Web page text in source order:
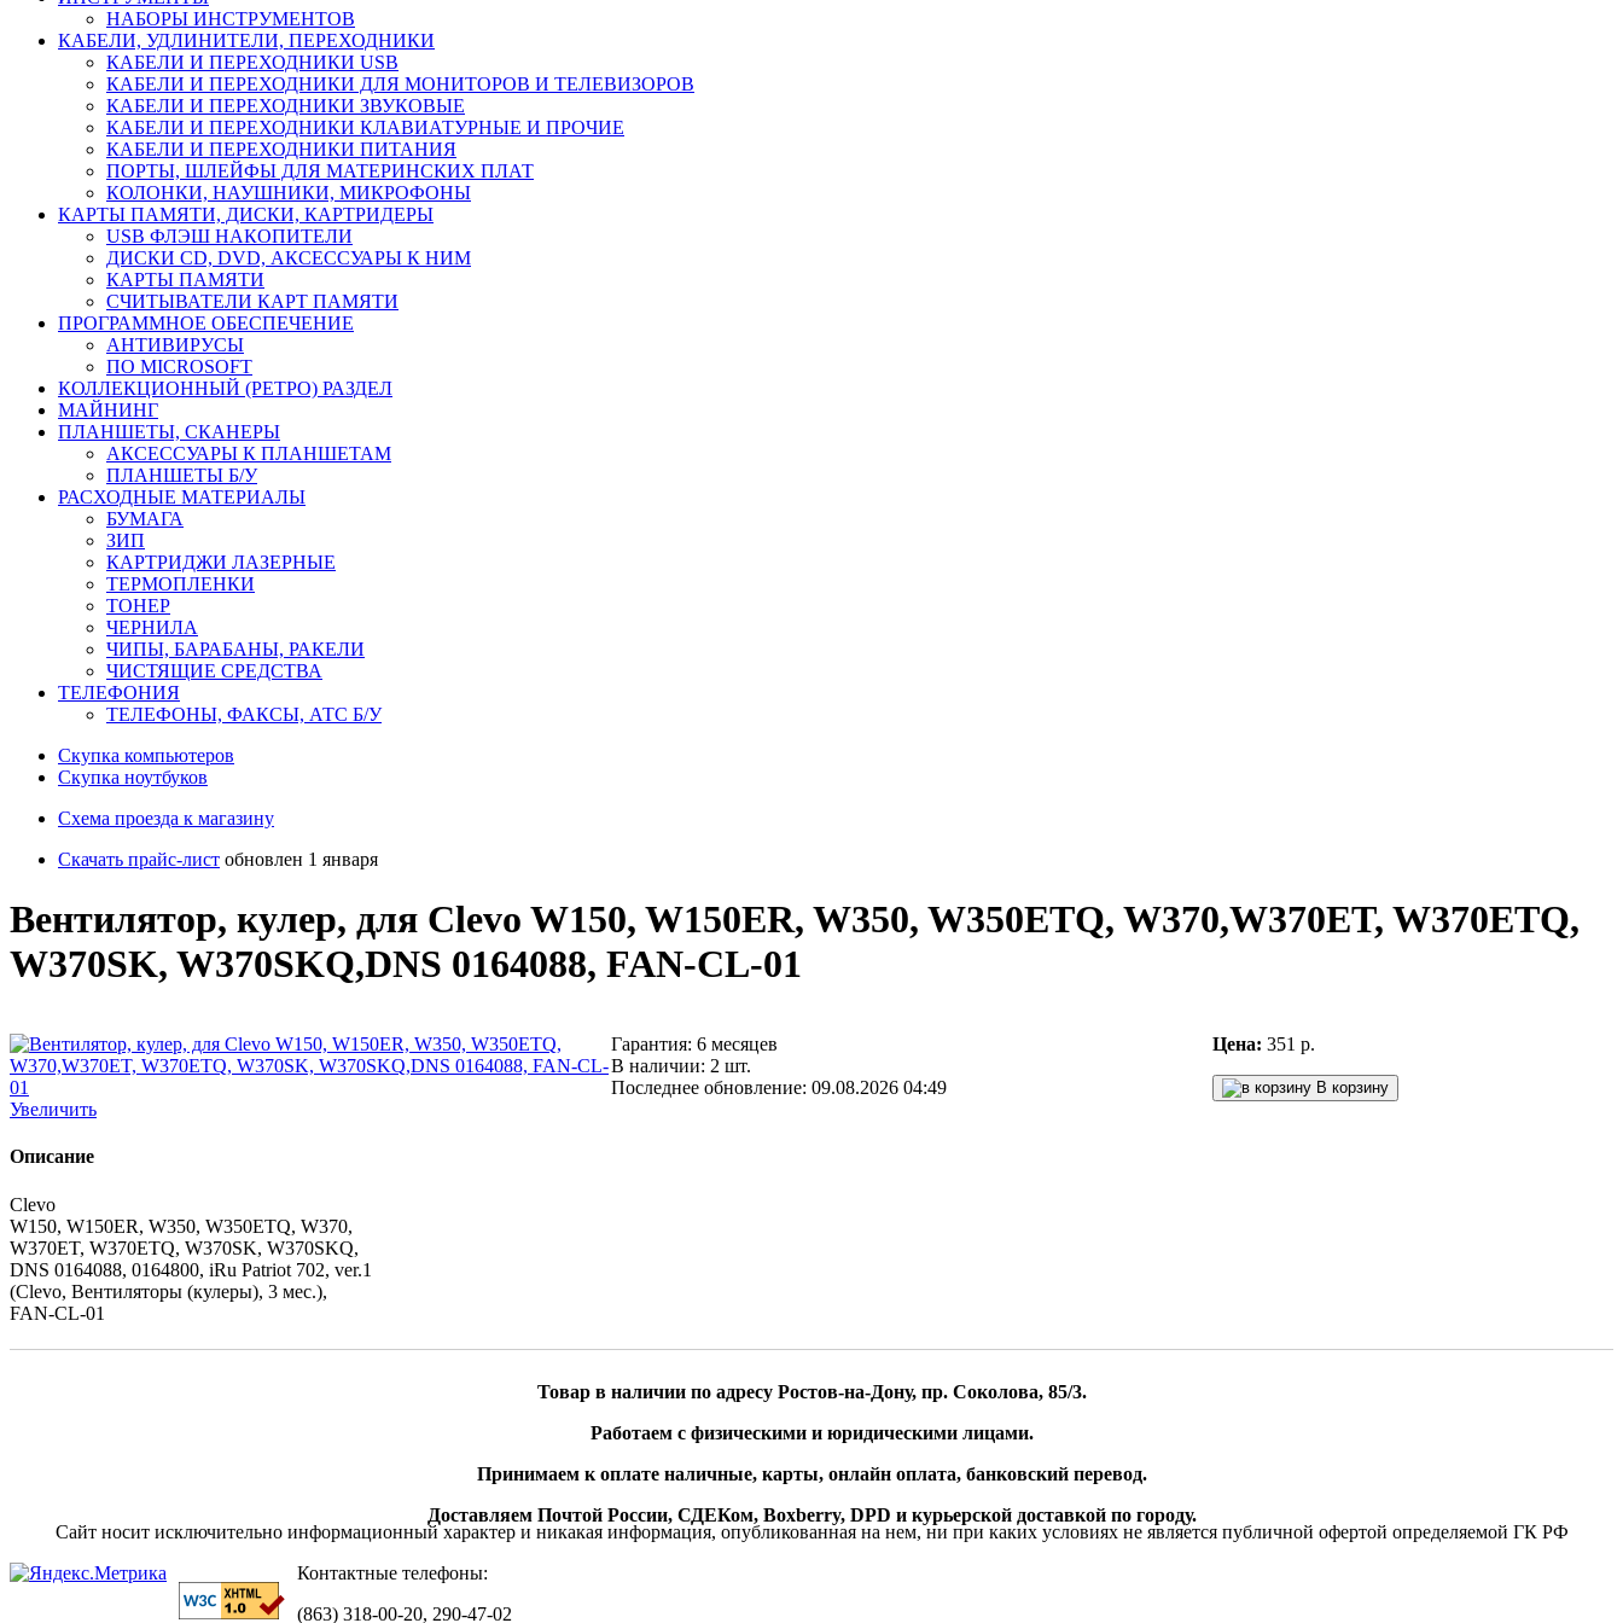
НАБОРЫ ИНСТРУМЕНТОВ
КАБЕЛИ, УДЛИНИТЕЛИ, ПЕРЕХОДНИКИ
КАБЕЛИ И ПЕРЕХОДНИКИ USB
КАБЕЛИ И ПЕРЕХОДНИКИ ДЛЯ МОНИТОРОВ И ТЕЛЕВИЗОРОВ
КАБЕЛИ И ПЕРЕХОДНИКИ ЗВУКОВЫЕ
КАБЕЛИ И ПЕРЕХОДНИКИ КЛАВИАТУРНЫЕ И ПРОЧИЕ
КАБЕЛИ И ПЕРЕХОДНИКИ ПИТАНИЯ
ПОРТЫ, ШЛЕЙФЫ ДЛЯ МАТЕРИНСКИХ ПЛАТ
КОЛОНКИ, НАУШНИКИ, МИКРОФОНЫ
КАРТЫ ПАМЯТИ, ДИСКИ, КАРТРИДЕРЫ
USB ФЛЭШ НАКОПИТЕЛИ
ДИСКИ CD, DVD, АКСЕССУАРЫ К НИМ
КАРТЫ ПАМЯТИ
СЧИТЫВАТЕЛИ КАРТ ПАМЯТИ
ПРОГРАММНОЕ ОБЕСПЕЧЕНИЕ
АНТИВИРУСЫ
ПО MICROSOFT
КОЛЛЕКЦИОННЫЙ (РЕТРО) РАЗДЕЛ
МАЙНИНГ
ПЛАНШЕТЫ, СКАНЕРЫ
АКСЕССУАРЫ К ПЛАНШЕТАМ
ПЛАНШЕТЫ Б/У
РАСХОДНЫЕ МАТЕРИАЛЫ
БУМАГА
ЗИП
КАРТРИДЖИ ЛАЗЕРНЫЕ
ТЕРМОПЛЕНКИ
ТОНЕР
ЧЕРНИЛА
ЧИПЫ, БАРАБАНЫ, РАКЕЛИ
ЧИСТЯЩИЕ СРЕДСТВА
ТЕЛЕФОНИЯ
ТЕЛЕФОНЫ, ФАКСЫ, АТС Б/У
Скупка компьютеров
Cкупка ноутбуков
Схема проезда к магазину
Скачать прайс-лист обновлен 1 января
Вентилятор, кулер, для Clevo W150, W150ER, W350, W350ETQ, W370,W370ET, W370ETQ,
W370SK, W370SKQ,DNS 0164088, FAN-CL-01
Увеличить
Гарантия: 6 месяцев
В наличии: 2 шт.
Последнее обновление: 09.08.2026 04:49
Цена: 351 р.
В корзину
Описание
Clevo
W150, W150ER, W350, W350ETQ, W370,
W370ET, W370ETQ, W370SK, W370SKQ,
DNS 0164088, 0164800, iRu Patriot 702, ver.1
(Clevo, Вентиляторы (кулеры), 3 мес.),
FAN-CL-01
Товар в наличии по адресу Ростов-на-Дону, пр. Соколова, 85/3.
Работаем с физическими и юридическими лицами.
Принимаем к оплате наличные, карты, онлайн оплата, банковский перевод.
Доставляем Почтой России, СДЕКом, Boxberry, DPD и курьерской доставкой по городу.
Сайт носит исключительно информационный характер и никакая информация, опубликованная на нем, ни при каких условиях не является публичной офертой определяемой ГК РФ
Контактные телефоны:
(863) 318-00-20, 290-47-02